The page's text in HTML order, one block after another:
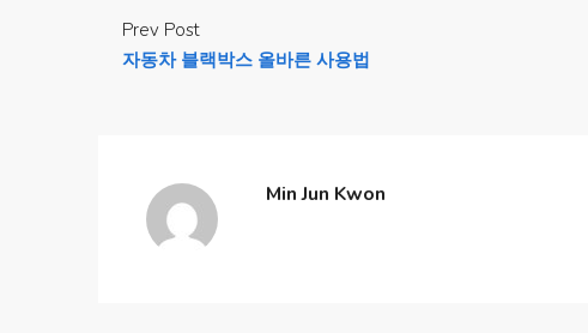
Prev Post
자동차 블랙박스 올바른 사용법
Min Jun Kwon